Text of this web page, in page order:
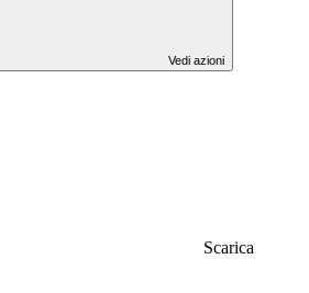
Vedi azioni
Scarica